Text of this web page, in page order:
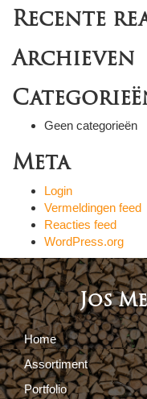
Recente
Archieven
Geen categorieën
Meta
Login
Vermeldingen feed
Reacties feed
WordPress.org
Jos
Home
Assortiment
Portfolio